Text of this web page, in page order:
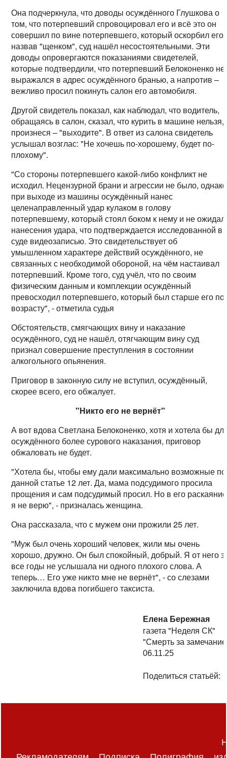
Она подчеркнула, что доводы осуждённого Глушкова о
том, что потерпевший спровоцировал его и всё это он
совершил по вине потерпевшего, который оскорбил его,
назвав "щенком", суд нашёл несостоятельными. Эти
доводы опровергаются показаниями свидетелей,
которые подтвердили, что потерпевший Белоконенко не
выражался в адрес осуждённого бранью, а напротив –
вежливо просил покинуть салон его автомобиля.
Другой свидетель показал, как наблюдал, что водитель,
обращаясь в салон, сказал, что курить в машине нельзя,
произнеся – "выходите". В ответ из салона свидетель
услышал возглас: "Не хочешь по-хорошему, будет по-
плохому".
"Со стороны потерпевшего какой-либо конфликт не
исходил. Нецензурной брани и агрессии не было, однако
при выходе из машины осуждённый нанес
целенаправленный удар кулаком в голову
потерпевшему, который стоял боком к нему и не ожидал
нанесения удара, что подтверждается исследованной в
суде видеозаписью. Это свидетельствует об
умышленном характере действий осуждённого, не
связанных с необходимой обороной, на чём настаивал
потерпевший. Кроме того, суд учёл, что по своим
физическим данным и комплекции осуждённый
превосходил потерпевшего, который был старше его по
возрасту", - отметила судья
Обстоятельств, смягчающих вину и наказание
осуждённого, суд не нашёл, отягчающим вину суд
признал совершение преступления в состоянии
алкогольного опьянения.
Приговор в законную силу не вступил, осуждённый,
скорее всего, его обжалует.
"Никто его не вернёт"
А вот вдова Светлана Белоконенко, хотя и хотела бы
осуждённого более сурового наказания, приговор
обжаловать не будет.
"Хотела бы, чтобы ему дали максимально возможные по
данной статье 12 лет. Да, мама подсудимого просила
прощения и сам подсудимый просил. Но в его раскаяние
я не верю", - призналась женщина.
Она рассказала, что с мужем они прожили 25 лет.
"Муж был очень хороший человек, жили мы очень
хорошо, дружно. Он был спокойный, добрый. Я от него
все годы не услышала ни одного плохого слова. А
теперь… Его уже никто мне не вернёт", - со слезами
заключила вдова погибшего таксиста.
Елена Бережная
газета "Неделя СК"
"Смерть за
06.11.25
Поделиться статьёй: